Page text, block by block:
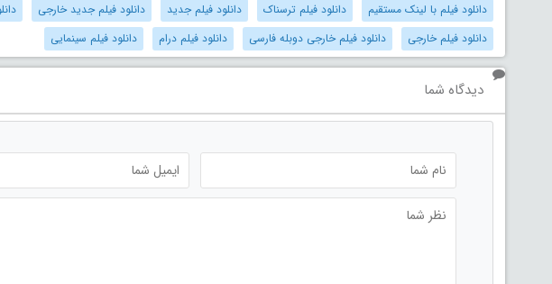
دانلود فیلم با لینک مستقیم
دانلود فیلم ترسناک دانلود فیلم جدید دانلود فیلم جدید خارجی
دانلود فیلم خارجی
دانلود فیلم خارجی دوبله فارسی دانلود فیلم درام دانلود فیلم سینمایی
دیدگاه شما